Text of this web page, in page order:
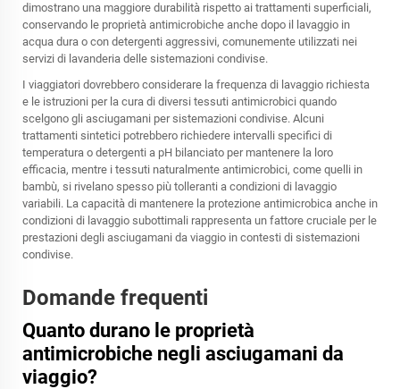
dimostrano una maggiore durabilità rispetto ai trattamenti superficiali,
conservando le proprietà antimicrobiche anche dopo il lavaggio in
acqua dura o con detergenti aggressivi, comunemente utilizzati nei
servizi di lavanderia delle sistemazioni condivise.
I viaggiatori dovrebbero considerare la frequenza di lavaggio richiesta
e le istruzioni per la cura di diversi tessuti antimicrobici quando
scelgono gli asciugamani per sistemazioni condivise. Alcuni
trattamenti sintetici potrebbero richiedere intervalli specifici di
temperatura o detergenti a pH bilanciato per mantenere la loro
efficacia, mentre i tessuti naturalmente antimicrobici, come quelli in
bambù, si rivelano spesso più tolleranti a condizioni di lavaggio
variabili. La capacità di mantenere la protezione antimicrobica anche in
condizioni di lavaggio subottimali rappresenta un fattore cruciale per le
prestazioni degli asciugamani da viaggio in contesti di sistemazioni
condivise.
Domande frequenti
Quanto durano le proprietà
antimicrobiche negli asciugamani da
viaggio?